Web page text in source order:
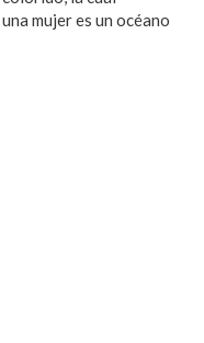
mujer es un océano